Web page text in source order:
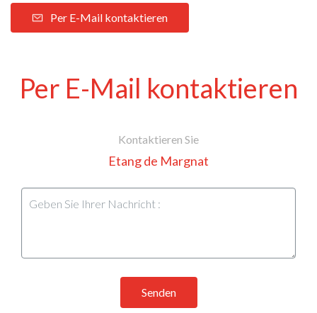
Per E-Mail kontaktieren
Per E-Mail kontaktieren
Kontaktieren Sie
Etang de Margnat
Senden